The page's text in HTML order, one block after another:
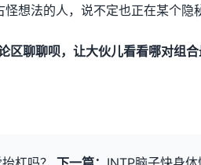
想法的人，说不定也正在某个隐
聊聊呗，让大伙儿看看哪对组合